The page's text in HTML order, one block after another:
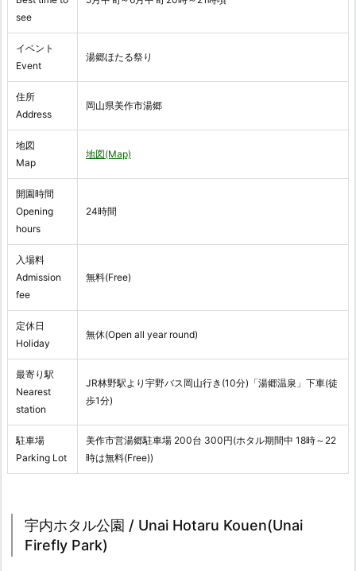
see
イベント
Event
湯郷ほたる祭り
住所
Address
岡山県美作市湯郷
地図
Map
地図(Map)
開園時間
Opening
hours
24時間
入場料
Admission
fee
無料(Free)
定休日
Holiday
無休(Open all year round)
最寄り駅
Nearest
station
JR林野駅より宇野バス岡山行き(10分)「湯郷温泉」下車(徒
歩1分)
駐車場
Parking Lot
美作市営湯郷駐車場 200台 300円(ホタル期間中 18時～22
時は無料(Free))
宇内ホタル公園 / Unai Hotaru Kouen(Unai
Firefly Park)